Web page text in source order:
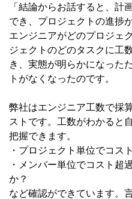
「結論からお話すると、計
でき、プロジェクトの進捗
エンジニアがどのプロジェ
ジェクトのどのタスクに工
き、実態が明らかになった
トがなくなったのです。
弊社はエンジニア工数で採
ストです。工数がわかると
把握できます。
・プロジェクト単位でコス
・メンバー単位でコスト超
か？
など確認ができています。